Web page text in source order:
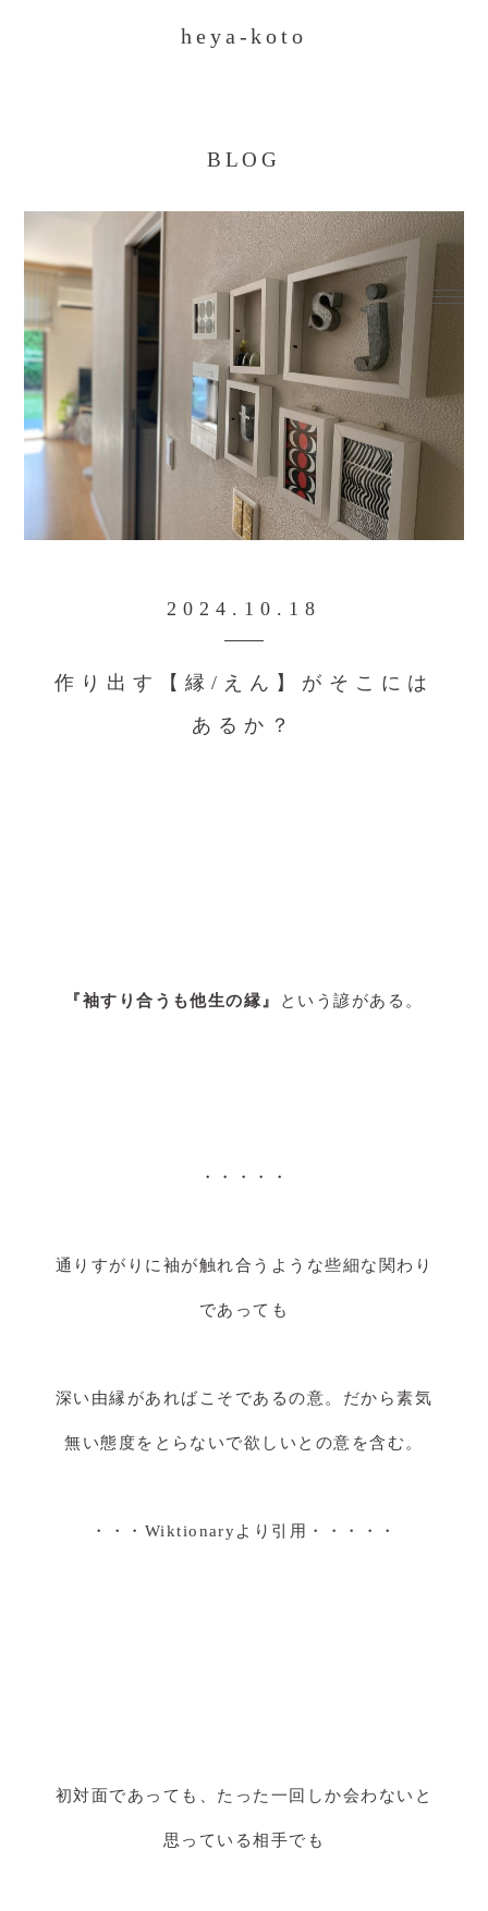
heya-koto
BLOG
2024.10.18
作り出す【縁/えん】がそこには
あるか？
『袖すり合うも他生の縁』 という諺がある。
・・・・・
通りすがりに袖が触れ合うような些細な関わり
であっても
深い由縁があればこそであるの意。だから素気
無い態度をとらないで欲しいとの意を含む。
・・・Wiktionaryより引用・・・・・
初対面であっても、たった一回しか会わないと
思っている相手でも